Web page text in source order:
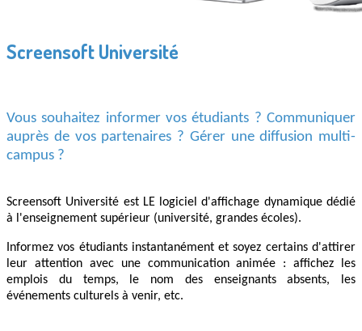
Screensoft Université
Vous souhaitez informer vos étudiants ? Communiquer
auprès de vos partenaires ? Gérer une diffusion multi-
campus ?
Screensoft Université est LE logiciel d'affichage dynamique dédié
à l'enseignement supérieur (université, grandes écoles).
Informez vos étudiants instantanément et soyez certains d'attirer
leur attention avec une communication animée : affichez les
emplois du temps, le nom des enseignants absents, les
événements culturels à venir, etc.